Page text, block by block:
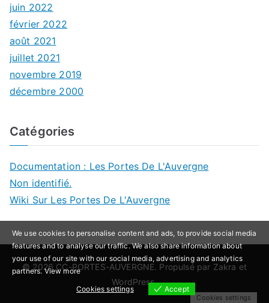
juin 2022
février 2022
août 2021
juillet 2021
novembre 2019
décembre 2000
Catégories
Documentation : Les Portes De L'Auvergne
Non identifié.
Wiki Sur Les Portes De L'Auvergne
© 2026 CC-PORTES-AUVERGNE. Propulsé par Zakra et
WordPress.
We use cookies to personalise content and ads, to provide social media
features and to analyse our traffic. We also share information about
your use of our site with our social media, advertising and analytics
partners.View more
Cookies settings
Accept
Cookies settings